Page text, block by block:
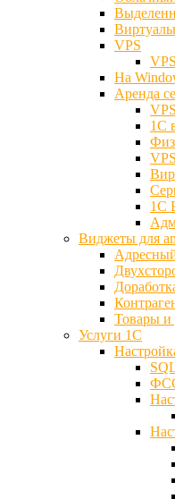
VPS
На
Аренда
1С
VPS
1С
Виджеты для
Товары и
Услуги 1С